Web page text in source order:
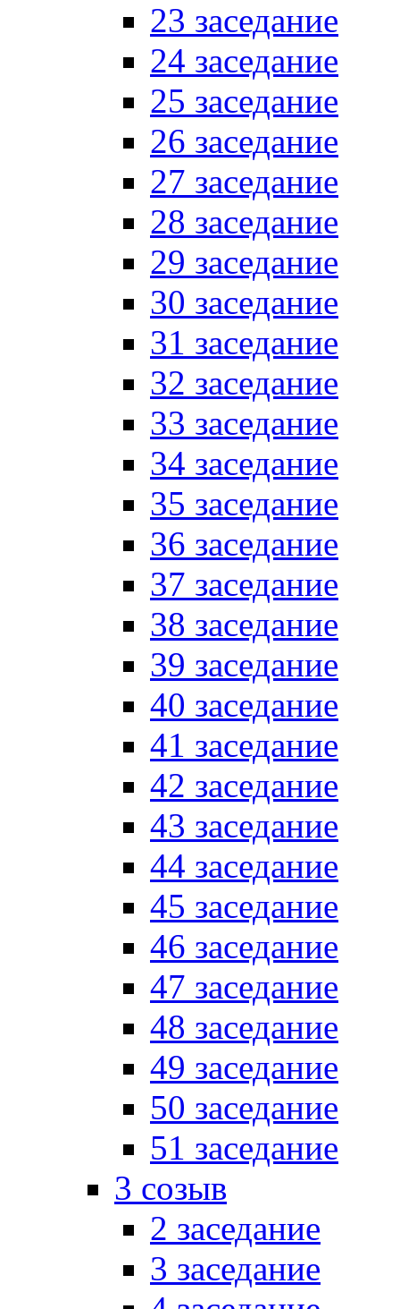
23 заседание
24 заседание
25 заседание
26 заседание
27 заседание
28 заседание
29 заседание
30 заседание
31 заседание
32 заседание
33 заседание
34 заседание
35 заседание
36 заседание
37 заседание
38 заседание
39 заседание
40 заседание
41 заседание
42 заседание
43 заседание
44 заседание
45 заседание
46 заседание
47 заседание
48 заседание
49 заседание
50 заседание
51 заседание
3 созыв
2 заседание
3 заседание